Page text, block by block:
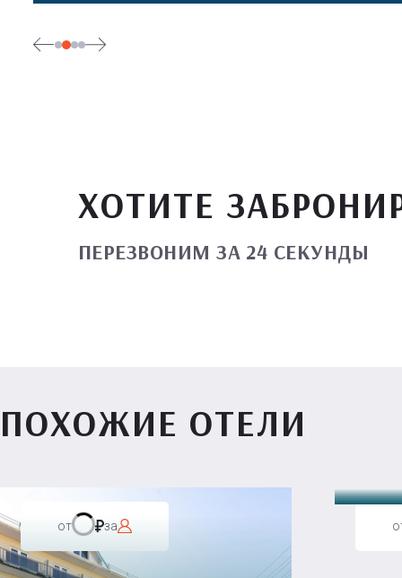
ХОТИТЕ
ПЕРЕЗВОНИМ ЗА 24 СЕКУНДЫ
ПОХОЖИЕ ОТЕЛИ
от за